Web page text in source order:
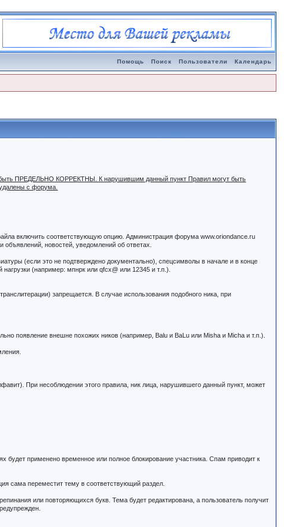
Помощь Поиск Пользователи Календарь
быть ПРЕДЕЛЬНО КОРРЕКТНЫ. К нарушившим данный пункт Правил могут быть
с форума.
включить соответствующую опцию. Администрация форума www.oriondance.ru
новостей, уведомлений об ответах.
(если это не подтверждено документально), спецсимволы в начале и в конце
(например: мпнрк или qfcx@ или 12345 и т.п.).
запрещается. В случае использования подобного ника, при
появление внешне похожих ников (например, Balu и BaLu или Misha и Micha и т.п.).
При несоблюдении этого правила, ник лица, нарушившего данный пункт, может
применено временное или полное блокирование участника. Спам приводит к
сама переместит тему в соответствующий раздел.
или повторяющихся букв. Тема будет редактирована, а пользователь получит